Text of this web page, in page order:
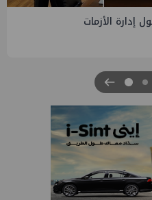
جهود تحقيق أمن الطاقة ضمن